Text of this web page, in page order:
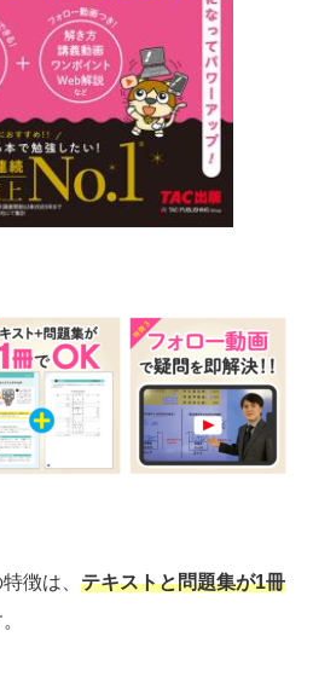
徴は、 テキストと問題集が1冊